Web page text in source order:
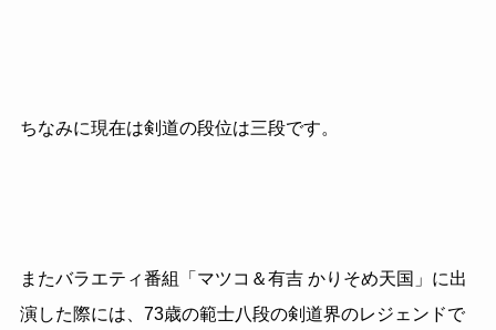
ちなみに現在は剣道の段位は三段です。
またバラエティ番組「マツコ＆有吉 かりそめ天国」に出
演した際には、 73歳の範士八段の剣道界のレジェンドで